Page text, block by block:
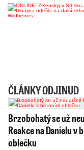
ČLÁNKY ODJINUD
Brzobohatý se už
Reakce na Danielu v
oblečku